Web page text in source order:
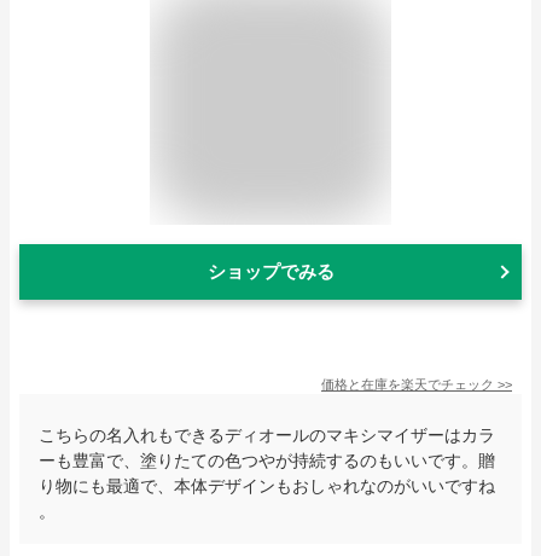
ショップでみる
価格と在庫を楽天でチェック >>
こちらの名入れもできるディオールのマキシマイザーはカラ
ーも豊富で、塗りたての色つやが持続するのもいいです。贈
り物にも最適で、本体デザインもおしゃれなのがいいですね
。